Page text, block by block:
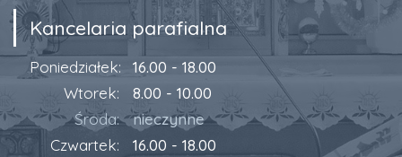
Kancelaria parafialna
Poniedziałek:
16.00 - 18.00
Wtorek:
8.00 - 10.00
Środa:
nieczynne
Czwartek:
16.00 - 18.00